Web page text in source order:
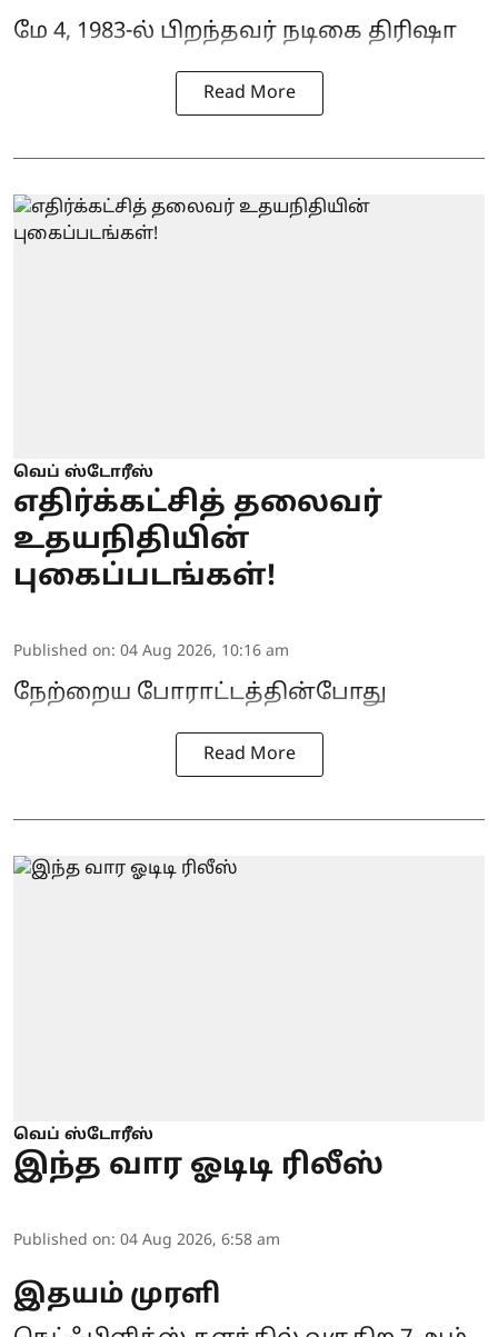
மே 4, 1983-ல் பிறந்தவர் நடிகை திரிஷா
Read More
வெப் ஸ்டோரீஸ்
எதிர்க்கட்சித் தலைவர்
உதயநிதியின்
புகைப்படங்கள்!
Published on: 04 Aug 2026, 10:16 am
நேற்றைய போராட்டத்தின்போது
Read More
வெப் ஸ்டோரீஸ்
இந்த வார ஓடிடி ரிலீஸ்
Published on: 04 Aug 2026, 6:58 am
இதயம் முரளி